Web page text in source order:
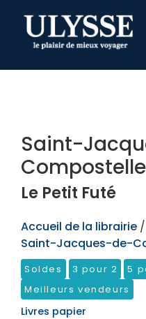
TEST
Saint-
Compostelle
Le Petit Futé
Accueil de la librairie /
Saint-Jacques-de-
Soldes 3 pour 2
5
Meilleurs vendeurs
Livres papier